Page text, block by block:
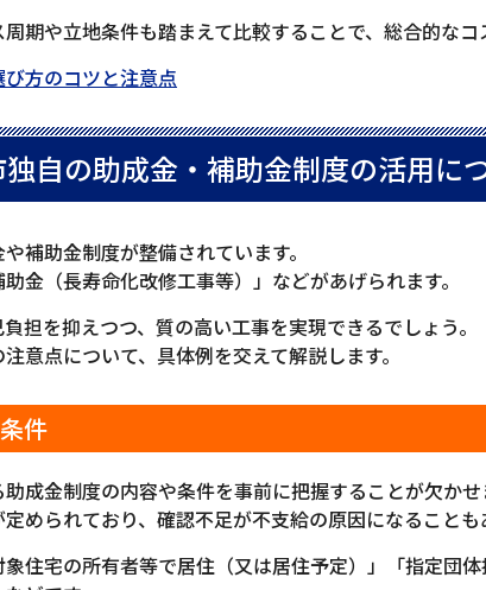
期や立地条件も踏まえて比較することで、総合的な
び方のコツと注意点
自の助成金・補助金制度の活用に
補助金制度が整備されています。
金（長寿命化改修工事等）」などがあげられます。
担を抑えつつ、質の高い工事を実現できるでしょう。
意点について、具体例を交えて解説します。
件
成金制度の内容や条件を事前に把握することが欠か
められており、確認不足が不支給の原因になることも
住宅の所有者等で居住（又は居住予定）」「指定団